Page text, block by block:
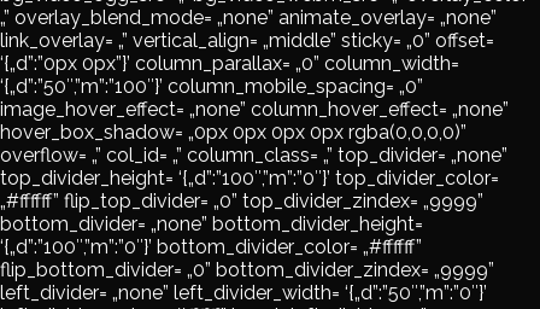
„” overlay_blend_mode= „none” animate_overlay= „none”
link_overlay= „” vertical_align= „middle” sticky= „0” offset=
‘{„d”:”0px 0px”}’ column_parallax= „0” column_width=
‘{„d”:”50″,”m”:”100″}’ column_mobile_spacing= „0”
image_hover_effect= „none” column_hover_effect= „none”
hover_box_shadow= „0px 0px 0px 0px rgba(0,0,0,0)”
overflow= „” col_id= „” column_class= „” top_divider= „none”
top_divider_height= ‘{„d”:”100″,”m”:”0″}’ top_divider_color=
„#ffffff” flip_top_divider= „0” top_divider_zindex= „9999”
bottom_divider= „none” bottom_divider_height=
‘{„d”:”100″,”m”:”0″}’ bottom_divider_color= „#ffffff”
flip_bottom_divider= „0” bottom_divider_zindex= „9999”
left_divider= „none” left_divider_width= ‘{„d”:”50″,”m”:”0″}’